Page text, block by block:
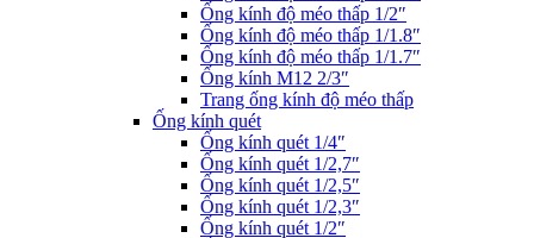
Ống kính độ méo thấp 1/2″
Ống kính độ méo thấp 1/1.8″
Ống kính độ méo thấp 1/1.7″
Ống kính M12 2/3″
Trang ống kính độ méo thấp
Ống kính quét
Ống kính quét 1/4″
Ống kính quét 1/2,7″
Ống kính quét 1/2,5″
Ống kính quét 1/2,3″
Ống kính quét 1/2″